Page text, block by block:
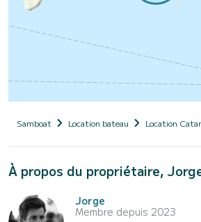
Samboat Location bateau Location
À propos du propriétaire,
Jorge
Membre depuis 2023